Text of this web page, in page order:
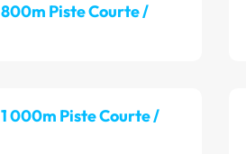
800m Piste Courte /
1 000m Piste Courte /